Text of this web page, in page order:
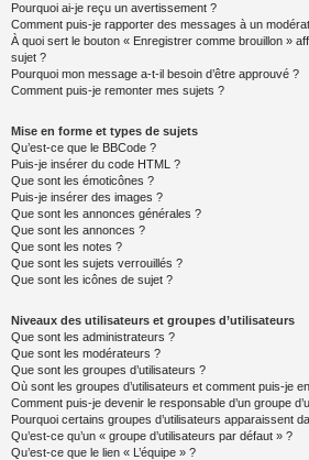
Pourquoi ai-je reçu un avertissement ?
Comment puis-je rapporter des messages à un
À quoi sert le bouton « Enregistrer comme brouillon »
sujet ?
Pourquoi mon message a-t-il besoin d’être approuvé ?
Comment puis-je remonter mes sujets ?
Mise en forme et types de sujets
Qu’est-ce que le BBCode ?
Puis-je insérer du code HTML ?
Que sont les émoticônes ?
Puis-je insérer des images ?
Que sont les annonces générales ?
Que sont les annonces ?
Que sont les notes ?
Que sont les sujets verrouillés ?
Que sont les icônes de sujet ?
Niveaux des utilisateurs et groupes d’utilisateurs
Que sont les administrateurs ?
Que sont les modérateurs ?
Que sont les groupes d’utilisateurs ?
Où sont les groupes d’utilisateurs et comment puis-je
Comment puis-je devenir le responsable d’un groupe
Pourquoi certains groupes d’utilisateurs apparaissent
Qu’est-ce qu’un « groupe d’utilisateurs par défaut » ?
Qu’est-ce que le lien « L’équipe » ?